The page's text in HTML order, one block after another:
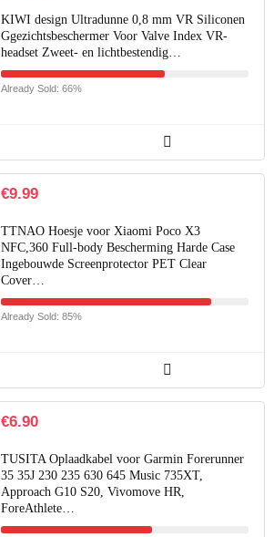
KIWI design Ultradunne 0,8 mm VR Siliconen
Ggezichtsbeschermer Voor Valve Index VR-
headset Zweet- en lichtbestendig…
Already Sold: 66%
€9.99
TTNAO Hoesje voor Xiaomi Poco X3
NFC,360 Full-body Bescherming Harde Case
Ingebouwde Screenprotector PET Clear
Cover…
Already Sold: 85%
€6.90
TUSITA Oplaadkabel voor Garmin Forerunner
35 35J 230 235 630 645 Music 735XT,
Approach G10 S20, Vivomove HR,
ForeAthlete…